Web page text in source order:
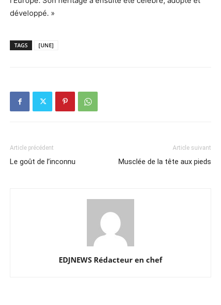
développé. »
TAGS [UNE]
Article précédent
Le goût de l’inconnu
Article suivant
Musclée de la tête aux pieds
EDJNEWS Rédacteur en chef